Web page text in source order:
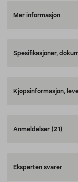
Mer informasjon
Spesifikasjoner,
Kjøpsinformasjon,
Anmeldelser (21)
Eksperten svarer